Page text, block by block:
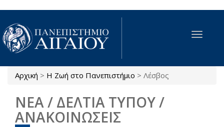
Παράκαμψη προς το κυρίως περιεχόμενο
Toggle
Είστε εδώ
Αρχική > Η Ζωή στο Πανεπιστήμιο > Λέσβος
ΝΕΑ / ΔΕΛΤΙΑ ΤΥΠΟΥ /
ΑΝΑΚΟΙΝΩΣΕΙΣ